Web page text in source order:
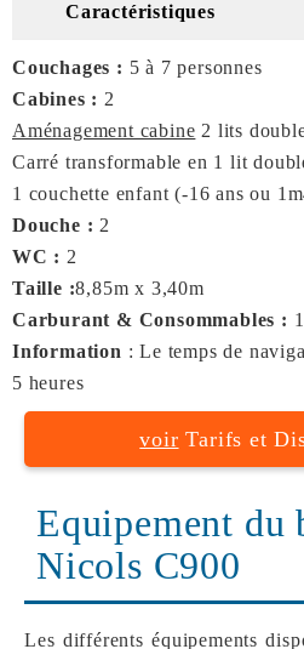
Caractéristiques
Couchages : 5 à 7 personnes
Cabines : 2
Aménagement cabine 2 lits
Carré transformable en 1 lit
1 couchette enfant (-16 ans ou
Douche : 2
WC : 2
Taille :8,85m x 3,40m
Carburant & Consommables :
Information : Le temps de
5 heures
voir Tarifs et
Equipement du
Nicols C900
Les différents équipements